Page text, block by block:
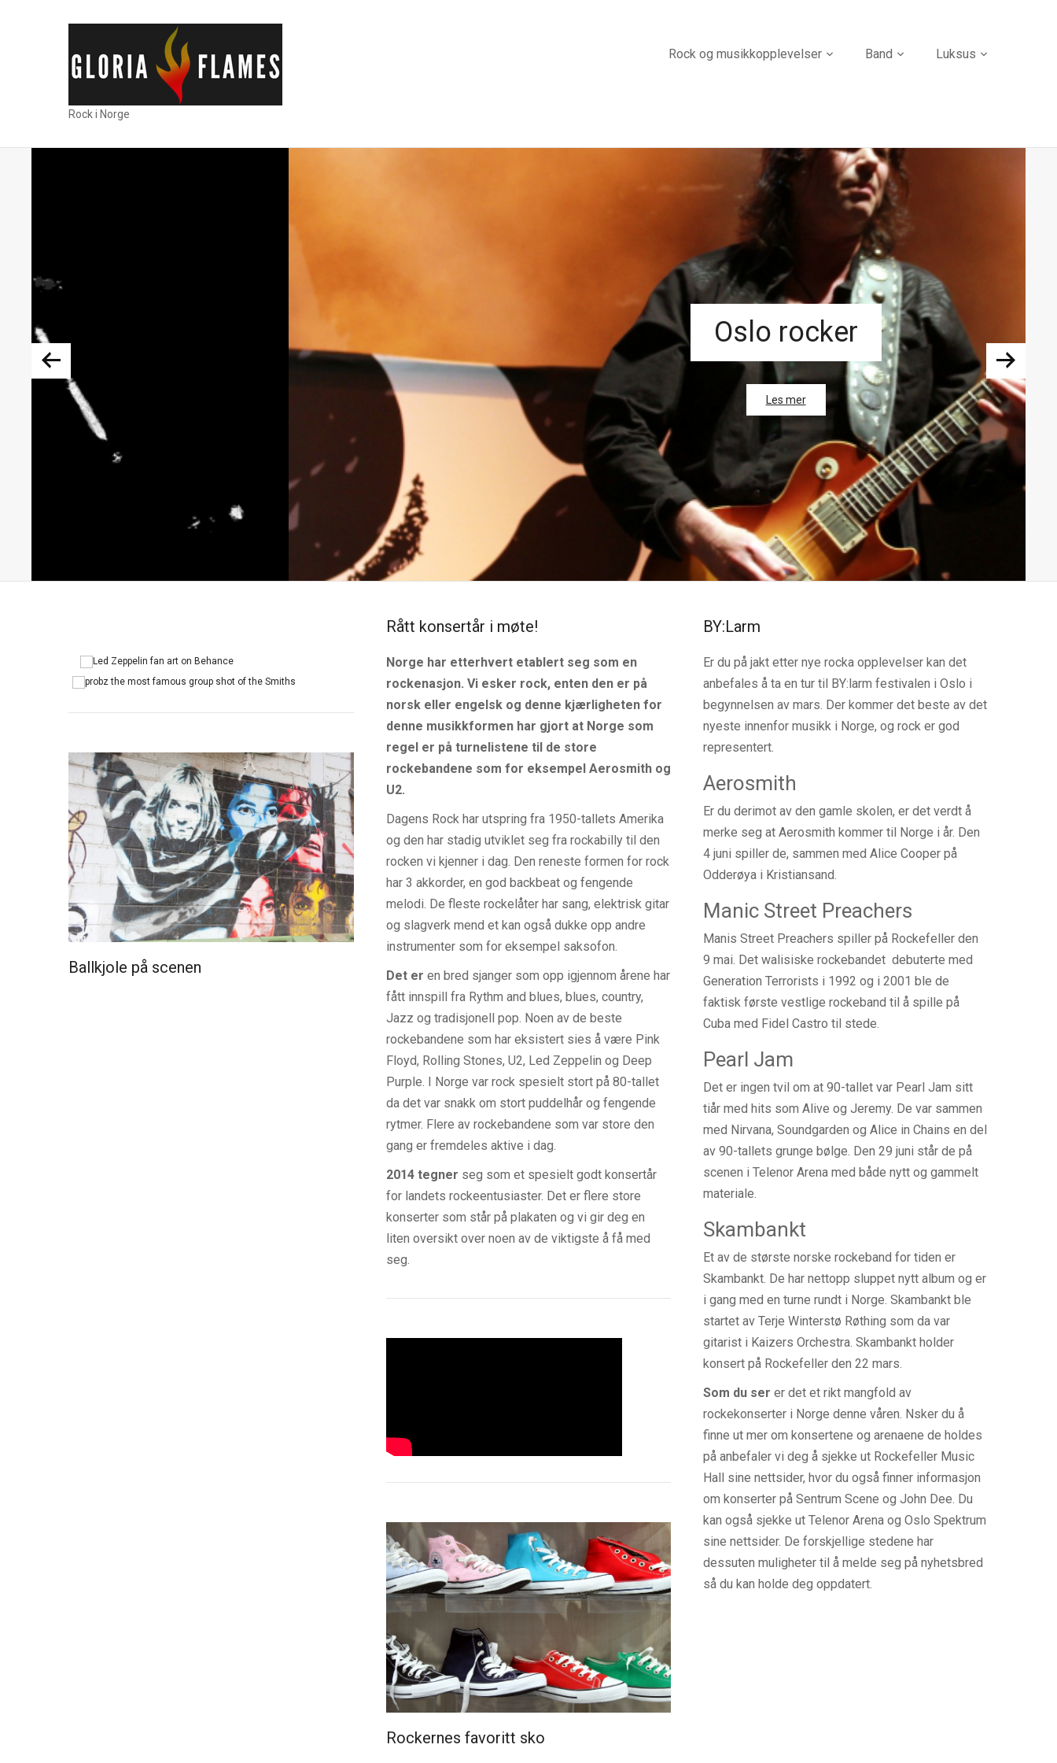
Rock i Norge
Rock og musikkopplevelser Band Luksus
Les mer
Ballkjole på scenen
Rått konsertår i møte!
Norge har etterhvert etablert seg som en
rockenasjon. Vi esker rock, enten den er på
norsk eller engelsk og denne kjærligheten for
denne musikkformen har gjort at Norge som
regel er på turnelistene til de store
rockebandene som for eksempel Aerosmith og
U2.
Dagens Rock har utspring fra 1950-tallets Amerika
og den har stadig utviklet seg fra rockabilly til den
rocken vi kjenner i dag. Den reneste formen for rock
har 3 akkorder, en god backbeat og fengende
melodi. De fleste rockelåter har sang, elektrisk gitar
og slagverk mend et kan også dukke opp andre
instrumenter som for eksempel saksofon.
Det er en bred sjanger som opp igjennom årene har
fått innspill fra Rythm and blues, blues, country,
Jazz og tradisjonell pop. Noen av de beste
rockebandene som har eksistert sies å være Pink
Floyd, Rolling Stones, U2, Led Zeppelin og Deep
Purple. I Norge var rock spesielt stort på 80-tallet
da det var snakk om stort puddelhår og fengende
rytmer. Flere av rockebandene som var store den
gang er fremdeles aktive i dag.
2014 tegner seg som et spesielt godt konsertår
for landets rockeentusiaster. Det er flere store
konserter som står på plakaten og vi gir deg en
liten oversikt over noen av de viktigste å få med
seg.
Rockernes favoritt sko
BY:Larm
Er du på jakt etter nye rocka opplevelser kan det
anbefales å ta en tur til BY:larm festivalen i Oslo i
begynnelsen av mars. Der kommer det beste av det
nyeste innenfor musikk i Norge, og rock er god
representert.
Aerosmith
Er du derimot av den gamle skolen, er det verdt å
merke seg at Aerosmith kommer til Norge i år. Den
4 juni spiller de, sammen med Alice Cooper på
Odderøya i Kristiansand.
Manic Street Preachers
Manis Street Preachers spiller på Rockefeller den
9 mai. Det walisiske rockebandet debuterte med
Generation Terrorists i 1992 og i 2001 ble de
faktisk første vestlige rockeband til å spille på
Cuba med Fidel Castro til stede.
Pearl Jam
Det er ingen tvil om at 90-tallet var Pearl Jam sitt
tiår med hits som Alive og Jeremy. De var sammen
med Nirvana, Soundgarden og Alice in Chains en del
av 90-tallets grunge bølge. Den 29 juni står de på
scenen i Telenor Arena med både nytt og gammelt
materiale.
Skambankt
Et av de største norske rockeband for tiden er
Skambankt. De har nettopp sluppet nytt album og er
i gang med en turne rundt i Norge. Skambankt ble
startet av Terje Winterstø Røthing som da var
gitarist i Kaizers Orchestra. Skambankt holder
konsert på Rockefeller den 22 mars.
Som du ser er det et rikt mangfold av
rockekonserter i Norge denne våren. Nsker du å
finne ut mer om konsertene og arenaene de holdes
på anbefaler vi deg å sjekke ut Rockefeller Music
Hall sine nettsider, hvor du også finner informasjon
om konserter på Sentrum Scene og John Dee. Du
kan også sjekke ut Telenor Arena og Oslo Spektrum
sine nettsider. De forskjellige stedene har
dessuten muligheter til å melde seg på nyhetsbred
så du kan holde deg oppdatert.